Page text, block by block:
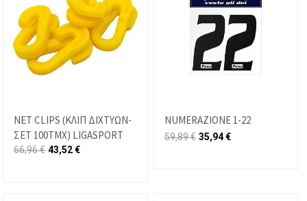
NET CLIPS (ΚΛΙΠ ΔΙΧΤΥΩΝ-
ΣΕΤ 100ΤΜΧ) LIGASPORT
66,96€ 43,52€
NUMERAZIONE 1-22
59,89€ 35,94€